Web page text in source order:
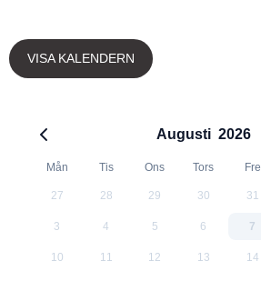
VISA KALENDERN
Augusti 2026
Mån Tis Ons Tors Fre
27 28 29 30 31
3 4 5 6 7
10 11 12 13 14